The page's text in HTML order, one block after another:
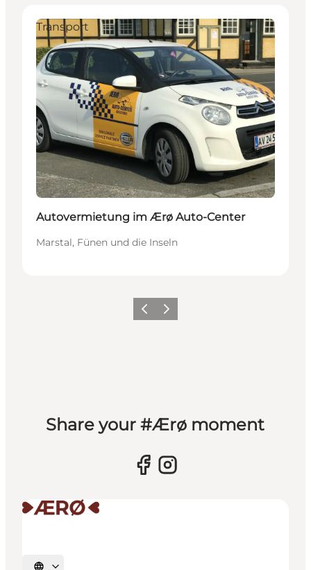
Transport
Autovermietung im Ærø Auto-Center
Marstal, Fünen und die Inseln
ZurückWeiter
Share your #Ærø moment